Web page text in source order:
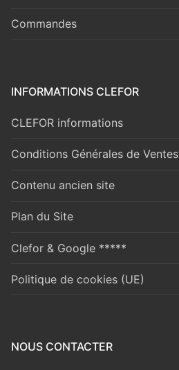
Commandes
INFORMATIONS CLEFOR
CLEFOR informations
Conditions Générales de Ventes
Contenu ancien site
Plan du Site
Clefor & Google *****
Politique de cookies (UE)
NOUS CONTACTER